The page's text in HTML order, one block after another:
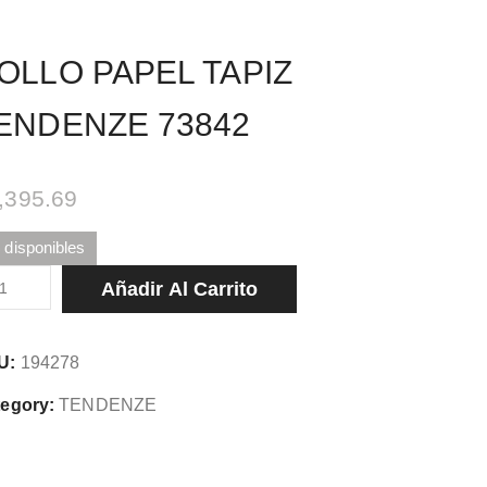
PAPEL TAPIZ
73842
disponibles
Añadir Al Carrito
194278
TENDENZE